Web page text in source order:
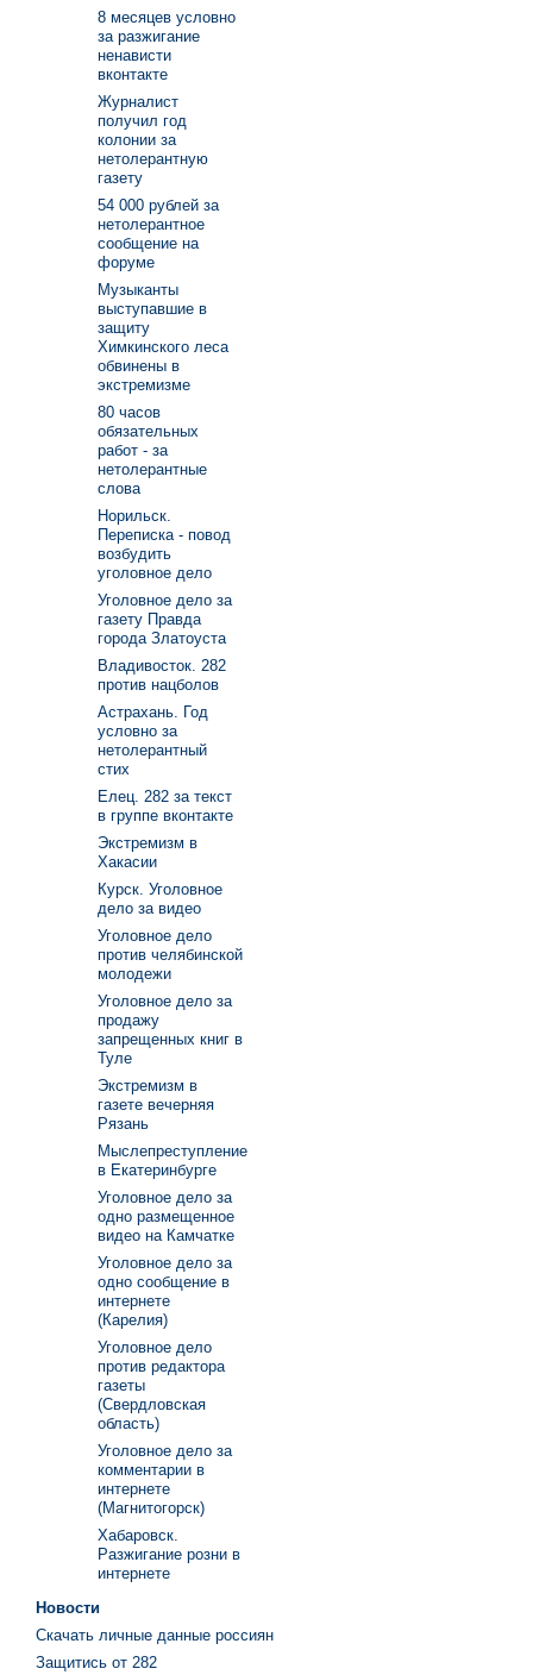
8 месяцев условно
за разжигание
ненависти
вконтакте
Журналист
получил год
колонии за
нетолерантную
газету
54 000 рублей за
нетолерантное
сообщение на
форуме
Музыканты
выступавшие в
защиту
Химкинского леса
обвинены в
экстремизме
80 часов
обязательных
работ - за
нетолерантные
слова
Норильск.
Переписка - повод
возбудить
уголовное дело
Уголовное дело за
газету Правда
города Златоуста
Владивосток. 282
против нацболов
Астрахань. Год
условно за
нетолерантный
стих
Елец. 282 за текст
в группе вконтакте
Экстремизм в
Хакасии
Курск. Уголовное
дело за видео
Уголовное дело
против челябинской
молодежи
Уголовное дело за
продажу
запрещенных книг в
Туле
Экстремизм в
газете вечерняя
Рязань
Мыслепреступление
в Екатеринбурге
Уголовное дело за
одно размещенное
видео на Камчатке
Уголовное дело за
одно сообщение в
интернете
(Карелия)
Уголовное дело
против редактора
газеты
(Свердловская
область)
Уголовное дело за
комментарии в
интернете
(Магнитогорск)
Хабаровск.
Разжигание розни в
интернете
Новости
Скачать личные данные россиян
Защитись от 282